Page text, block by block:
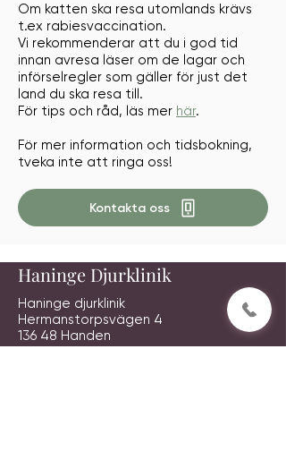
Om katten ska resa utomlands krävs
t.ex rabiesvaccination.
Vi rekommenderar att du i god tid
innan avresa läser om de lagar och
införselregler som gäller för just det
land du ska resa till.
För tips och råd, läs mer här.
För mer information och tidsbokning,
tveka inte att ringa oss!
Kontakta oss
Haninge Djurklinik
Haninge djurklinik
Hermanstorpsvägen 4
136 48 Handen